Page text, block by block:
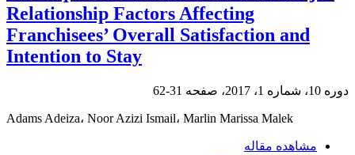
Relationship Factors Affecting
Franchisees’ Overall Satisfaction and
Intention to Stay
دوره 10، شماره 1، 2017، صفحه 31-62
Adams Adeiza، Noor Azizi Ismail، Marlin Marissa Malek
مشاهده مقاله